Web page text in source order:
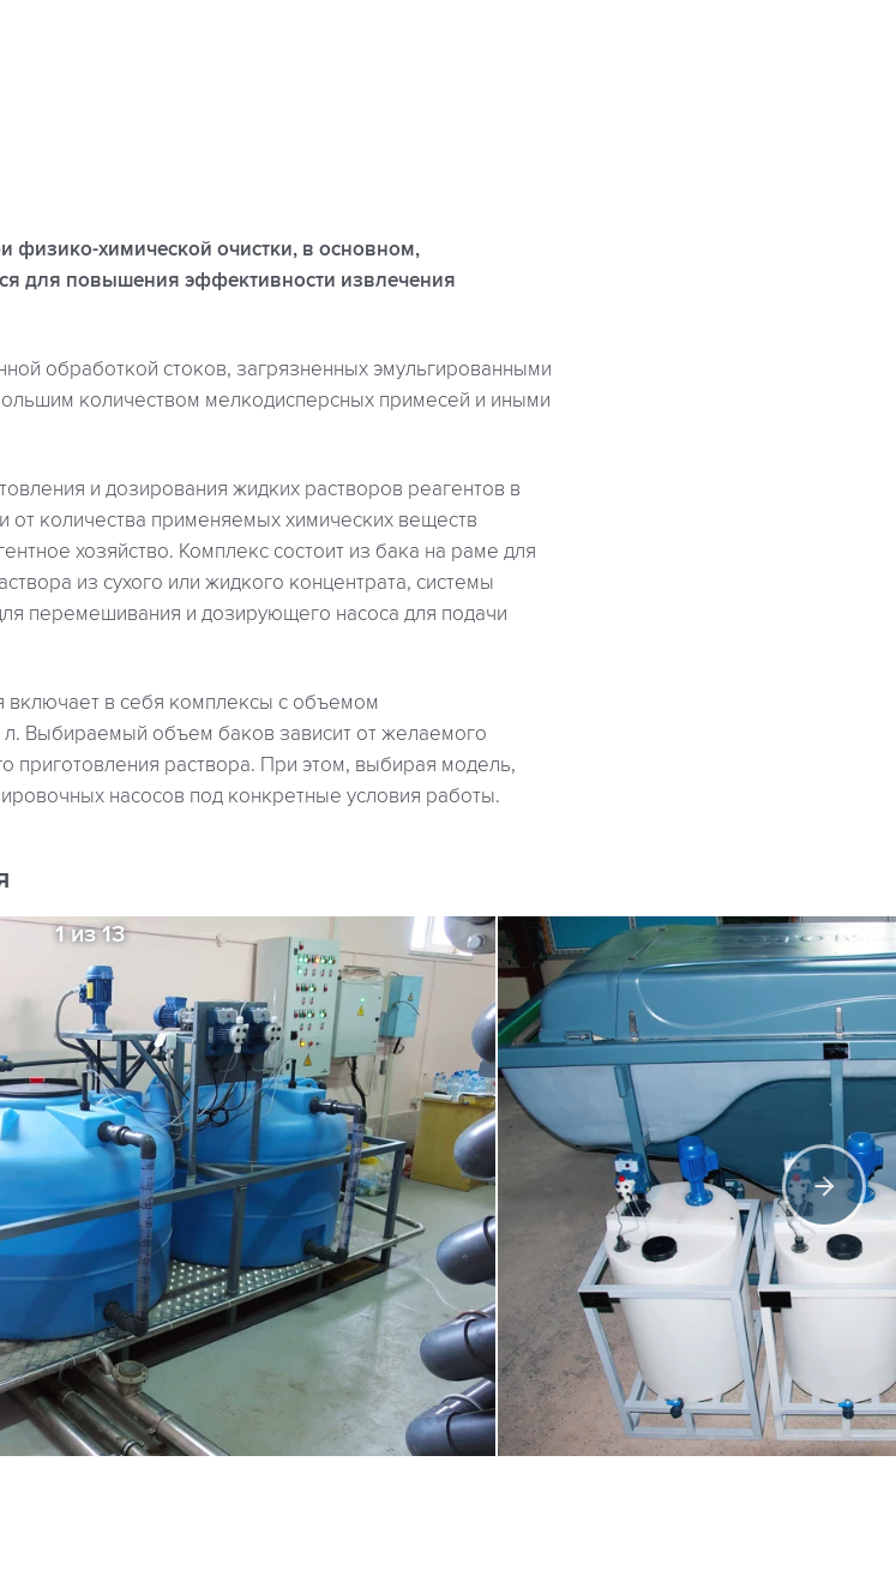
физико-химической очистки, в основном,
для повышения эффективности извлечения
обработкой стоков, загрязненных эмульгированными
количеством мелкодисперсных примесей и иными
и дозирования жидких растворов реагентов в
от количества применяемых химических веществ
хозяйство. Комплекс состоит из бака на раме для
из сухого или жидкого концентрата, системы
перемешивания и дозирующего насоса для подачи
включает в себя комплексы с объемом
л. Выбираемый объем баков зависит от желаемого
раствора. При этом, выбирая модель,
насосов под конкретные условия работы.
1 из 13